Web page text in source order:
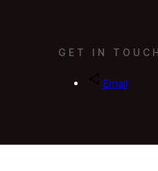
GET IN TOUCH
Email